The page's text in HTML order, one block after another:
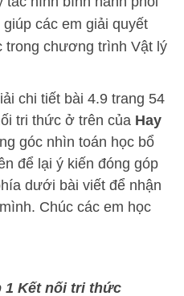
các em giải quyết
trong chương trình Vật lý
chi tiết bài 4.9 trang 54
tri thức ở trên của Hay
góc nhìn toán học bổ
để lại ý kiến đóng góp
dưới bài viết để nhận
Chúc các em học
1 Kết nối tri thức